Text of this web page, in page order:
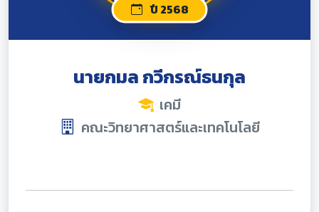
ปี 2568
นายกมล กวีกรณ์ธนกุล
เคมี
คณะวิทยาศาสตร์และเทคโนโลยี